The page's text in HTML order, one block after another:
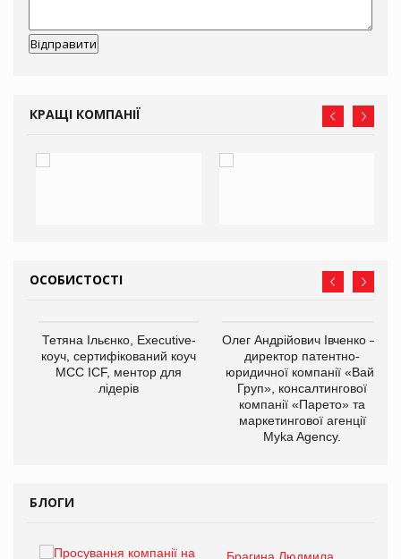
КРАЩІ КОМПАНІЇ
ОСОБИСТОСТІ
Тетяна Ільєнко, Executive-
коуч, сертифікований коуч
МСС ICF, ментор для
лідерів
Олег Андрійович Івченко —
директор патентно-
юридичної компанії «Вайз
Груп», консалтингової
компанії «Парето» та
маркетингової агенції
Myka Agency.
БЛОГИ